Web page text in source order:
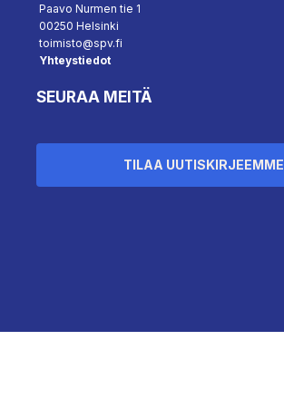
Paavo Nurmen tie 1
00250 Helsinki
toimisto@spv.fi
Yhteystiedot
SEURAA MEITÄ
TILAA UUTISKIRJEEMME